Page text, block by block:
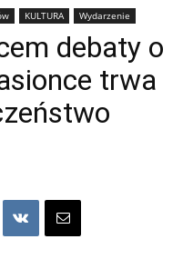
KULTURA Wydarzenie
debaty o
trwa